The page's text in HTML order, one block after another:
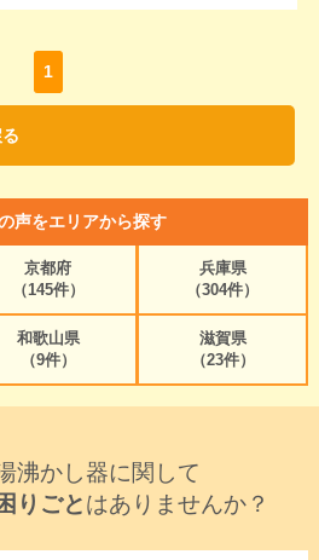
1
声をエリアから探す
京都府
（145件）
兵庫県
（304件）
和歌山県
（9件）
滋賀県
（23件）
沸かし器に関して
りごとはありませんか？